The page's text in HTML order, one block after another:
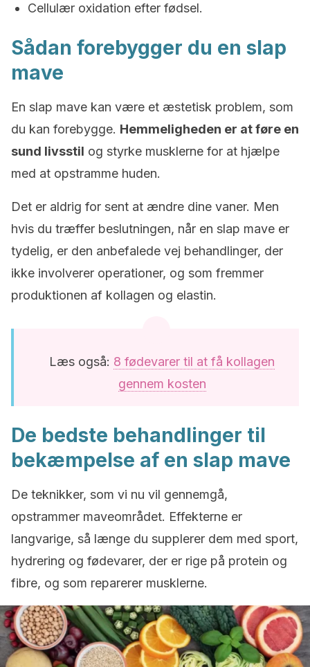
Cellulær oxidation efter fødsel.
Sådan forebygger du en slap
mave
En slap mave kan være et æstetisk problem, som
du kan forebygge. Hemmeligheden er at føre en
sund livsstil og styrke musklerne for at hjælpe
med at opstramme huden.
Det er aldrig for sent at ændre dine vaner. Men
hvis du træffer beslutningen, når en slap mave er
tydelig, er den anbefalede vej behandlinger, der
ikke involverer operationer, og som fremmer
produktionen af kollagen og elastin.
Læs også: 8 fødevarer til at få kollagen
gennem kosten
De bedste behandlinger til
bekæmpelse af en slap mave
De teknikker, som vi nu vil gennemgå,
opstrammer maveområdet. Effekterne er
langvarige, så længe du supplerer dem med sport,
hydrering og fødevarer, der er rige på protein og
fibre, og som reparerer musklerne.